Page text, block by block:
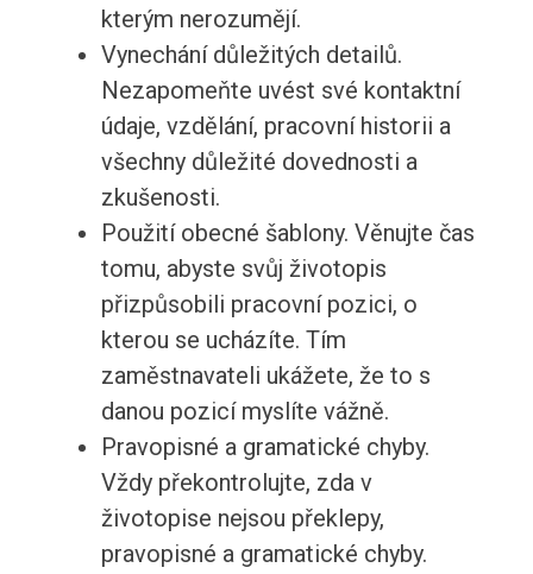
kterým nerozumějí.
Vynechání důležitých detailů.
Nezapomeňte uvést své kontaktní
údaje, vzdělání, pracovní historii a
všechny důležité dovednosti a
zkušenosti.
Použití obecné šablony. Věnujte čas
tomu, abyste svůj životopis
přizpůsobili pracovní pozici, o
kterou se ucházíte. Tím
zaměstnavateli ukážete, že to s
danou pozicí myslíte vážně.
Pravopisné a gramatické chyby.
Vždy překontrolujte, zda v
životopise nejsou překlepy,
pravopisné a gramatické chyby.